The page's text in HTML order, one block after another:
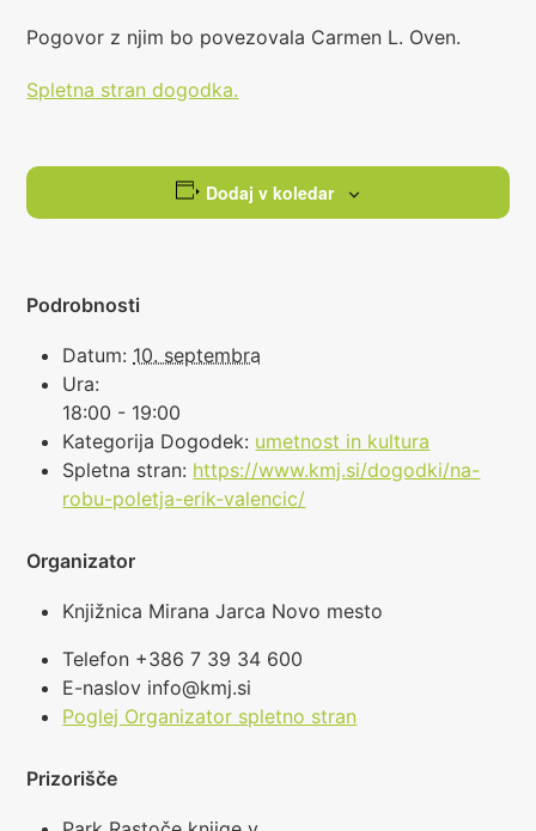
Pogovor z njim bo povezovala Carmen L. Oven.
Spletna stran dogodka.
Dodaj v koledar
Podrobnosti
Datum: 10. septembra
Ura:
18:00 - 19:00
Kategorija Dogodek: umetnost in kultura
Spletna stran: https://www.kmj.si/dogodki/na-
robu-poletja-erik-valencic/
Organizator
Knjižnica Mirana Jarca Novo mesto
Telefon +386 7 39 34 600
E-naslov info@kmj.si
Poglej Organizator spletno stran
Prizorišče